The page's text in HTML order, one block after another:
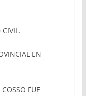
CIVIL.
EN
FUE